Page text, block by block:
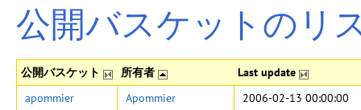
公開バスケットのリ
公開バスケット 所有者 Last update
apommier Apommier
2006-02-13 00:00:00